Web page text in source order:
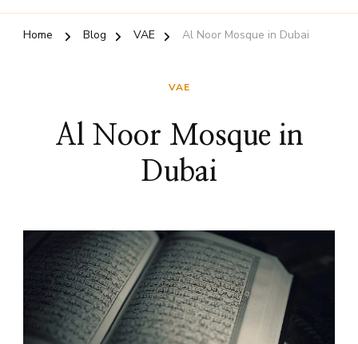
Home Blog VAE Al Noor Mosque in Dubai
VAE
Al Noor Mosque in
Dubai